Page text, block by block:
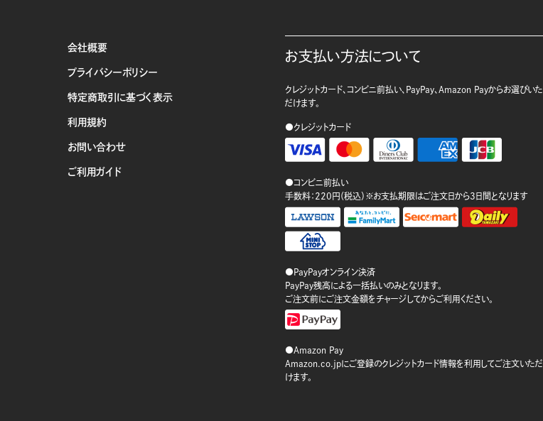
会社概要
プライバシーポリシー
特定商取引に基づく表示
利用規約
お問い合わせ
ご利用ガイド
お支払い方法について
クレジットカード、コンビニ前払い、PayPay、Amazon Payからお選びいた
だけます。
●クレジットカード
●コンビニ前払い
手数料：220円（税込）※お支払期限はご注文日から3日間となります
●PayPayオンライン決済
PayPay残高による一括払いのみとなります。
ご注文前にご注文金額をチャージしてからご利用ください。
●Amazon Pay
Amazon.co.jpにご登録のクレジットカード情報を利用してご注文いただ
けます。